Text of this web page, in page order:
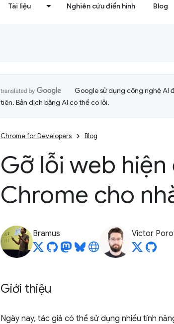
Tài liệu Nghiên cứu điển hình Blog
Google sử dụng công nghệ AI
tiên. Bản dịch bằng AI có thể có lỗi.
Chrome for Developers Blog
Gỡ lỗi web
Chrome cho
Bramus Victor
Giới thiệu
Ngày nay, tác giả có thể sử dụng nhiều tính